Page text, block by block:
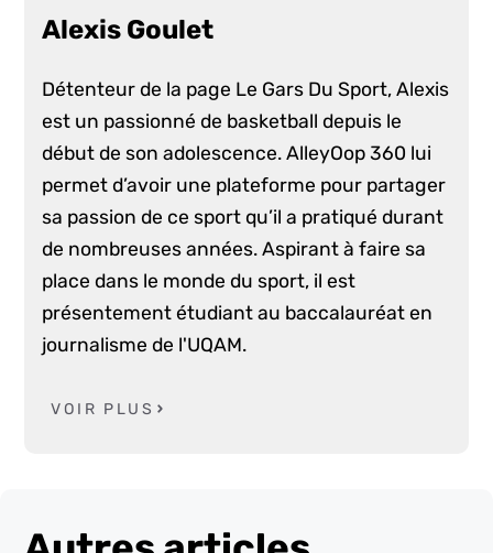
Alexis Goulet
Détenteur de la page Le Gars Du Sport, Alexis
est un passionné de basketball depuis le
début de son adolescence. AlleyOop 360 lui
permet d’avoir une plateforme pour partager
sa passion de ce sport qu’il a pratiqué durant
de nombreuses années. Aspirant à faire sa
place dans le monde du sport, il est
présentement étudiant au baccalauréat en
journalisme de l'UQAM.
VOIR PLUS